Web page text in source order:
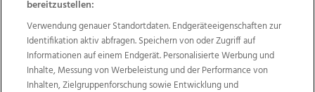
Weitere Angebote des Medienhauses Wimmer
TV1 di-mog-i.at OÖNow
Ischler Woche
Life Radio
OÖNachrichten
OÖN Immobilien
OÖN Karriere
OÖN Reise
Promenaden Galerien
bereitzustellen:
Verwendung genauer Standortdaten. Endgeräteeigenschaften zur
Identifikation aktiv abfragen. Speichern von oder Zugriff auf
Informationen auf einem Endgerät. Personalisierte Werbung und
Inhalte, Messung von Werbeleistung und der Performance von
Inhalten, Zielgruppenforschung sowie Entwicklung und